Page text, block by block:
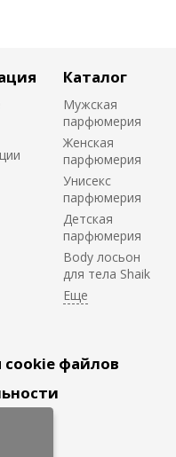
Каталог
Мужская
парфюмерия
Женская
парфюмерия
Унисекс
парфюмерия
Детская
парфюмерия
Body лосьон
для тела Shaik
cookie файлов